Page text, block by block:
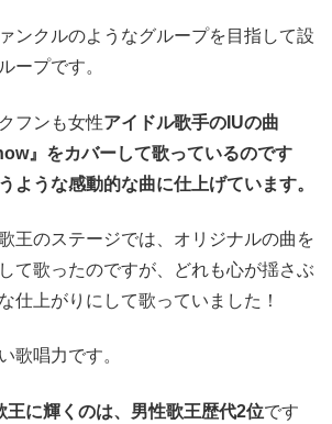
ンクルのようなグループを目指して設
ープです。
フンも女性アイドル歌手のIUの曲
』をカバーして歌っているのです
ような感動的な曲に仕上げています。
王のステージでは、オリジナルの曲を
て歌ったのですが、どれも心が揺さぶ
仕上がりにして歌っていました！
歌唱力です。
王に輝くのは、男性歌王歴代2位です